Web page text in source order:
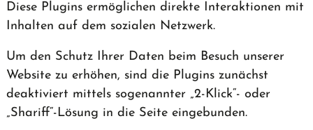
Diese Plugins ermöglichen direkte Interaktionen mit
Inhalten auf dem sozialen Netzwerk.
Um den Schutz Ihrer Daten beim Besuch unserer
Website zu erhöhen, sind die Plugins zunächst
deaktiviert mittels sogenannter „2-Klick“- oder
„Shariff“-Lösung in die Seite eingebunden.